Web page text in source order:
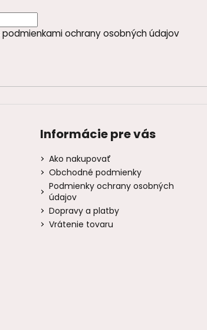
podmienkami ochrany osobných údajov
Informácie pre vás
Ako nakupovať
Obchodné podmienky
Podmienky ochrany osobných
údajov
Dopravy a platby
Vrátenie tovaru